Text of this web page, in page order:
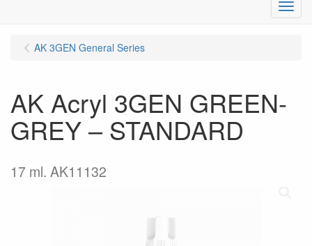
Menu
AK 3GEN General Series
AK Acryl 3GEN GREEN-
GREY – STANDARD
17 ml. AK11132